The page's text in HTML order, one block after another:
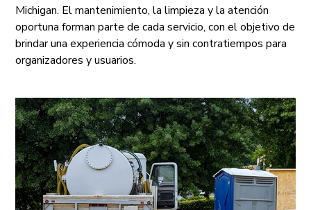
Michigan. El mantenimiento, la limpieza y la atención
oportuna forman parte de cada servicio, con el objetivo de
brindar una experiencia cómoda y sin contratiempos para
organizadores y usuarios.